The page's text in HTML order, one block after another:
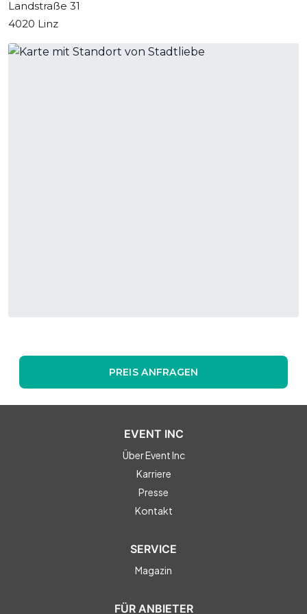
Landstraße 31
4020 Linz
PREIS ANFRAGEN
EVENT INC
Über Event Inc
Karriere
Presse
Kontakt
SERVICE
Magazin
FÜR ANBIETER